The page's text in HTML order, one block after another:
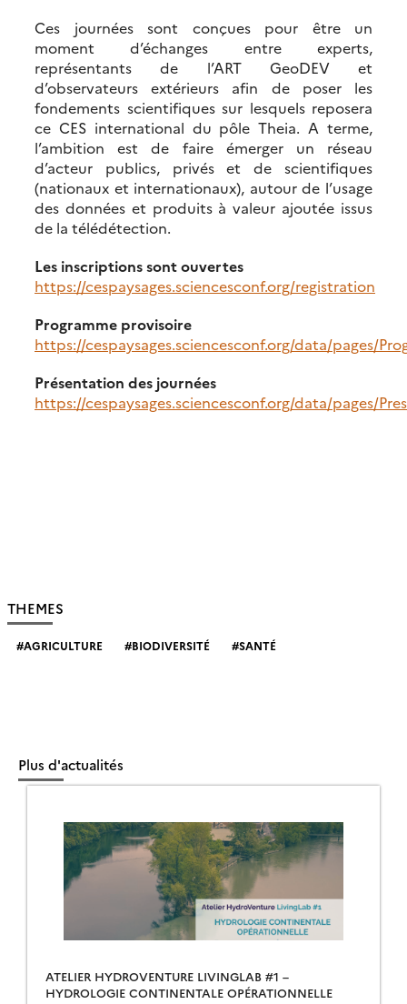
Ces journées sont conçues pour être un
moment d’échanges entre experts,
représentants de l’ART GeoDEV et
d’observateurs extérieurs afin de poser les
fondements scientifiques sur lesquels reposera
ce CES international du pôle Theia. A terme,
l’ambition est de faire émerger un réseau
d’acteur publics, privés et de scientifiques
(nationaux et internationaux), autour de l’usage
des données et produits à valeur ajoutée issus
de la télédétection.
Les inscriptions sont ouvertes
https://cespaysages.sciencesconf.org/registration
Programme provisoire
https://cespaysages.sciencesconf.org/data/pages/
Présentation des journées
https://cespaysages.sciencesconf.org/data/pages/
THEMES
AGRICULTURE BIODIVERSITÉ SANTÉ
Plus d'actualités
ATELIER HYDROVENTURE LIVINGLAB #1 –
HYDROLOGIE CONTINENTALE OPÉRATIONNELLE